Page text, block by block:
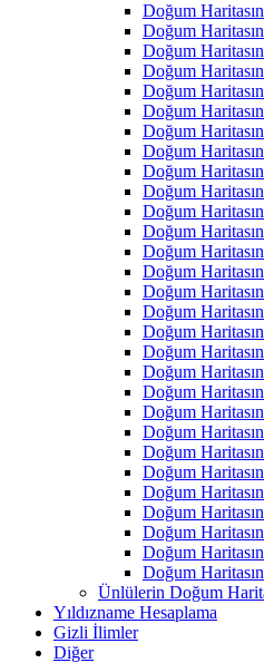
Doğum
Doğum
Doğum
Doğum
Doğum
Doğum
Doğum
Doğum
Doğum
Doğum
Doğum
Doğum
Doğum
Doğum
Doğum
Doğum
Doğum
Doğum
Doğum
Doğum
Doğum
Doğum
Doğum
Doğum
Doğum
Doğum
Doğum
Doğum
Doğum
Ünlülerin Doğum
Yıldızname Hesaplama
Gizli İlimler
Diğer